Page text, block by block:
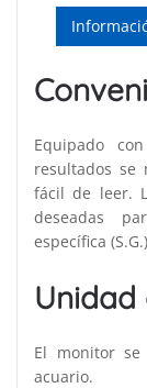
Equipado
resultados se
fácil de leer.
deseadas
específica
El monitor
acuario.